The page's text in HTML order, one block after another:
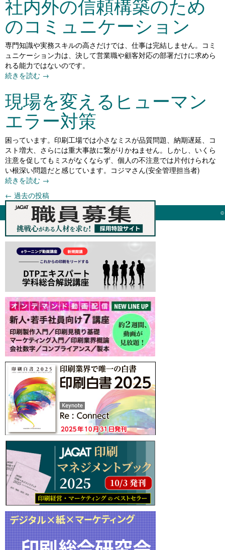
社内外の信頼構築のため
のコミュニケーション
専門知識や実務スキルの高さだけでは、仕事は完結しません。コミ
ュニケーション力は、決して営業職や顧客対応の部署だけに求めら
れる能力ではないのです。
続きを読む →
現場を変えるヒューマン
エラー対策
困っています。印刷工場では小さなミスが品質問題、納期遅延、コ
スト増大、さらには重大事故に繋がりかねません。しかし、いくら
注意を促してもミスがなくならず、個人の不注意では片付けられな
い根深い問題だと感じています。コジマさん(安全管理担当者)
続きを読む →
← 過去の投稿
©